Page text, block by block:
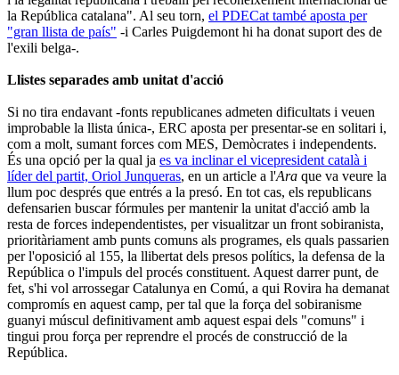
la República catalana". Al seu torn, el PDECat també aposta per
"gran llista de país" -i Carles Puigdemont hi ha donat suport des de
l'exili belga-.
Llistes separades amb unitat d'acció
Si no tira endavant -fonts republicanes admeten dificultats i veuen
improbable la llista única-, ERC aposta per presentar-se en solitari i,
com a molt, sumant forces com MES, Demòcrates i independents.
És una opció per la qual ja es va inclinar el vicepresident català i
líder del partit, Oriol Junqueras, en un article a l'Ara que va veure la
llum poc després que entrés a la presó. En tot cas, els republicans
defensarien buscar fórmules per mantenir la unitat d'acció amb la
resta de forces independentistes, per visualitzar un front sobiranista,
prioritàriament amb punts comuns als programes, els quals passarien
per l'oposició al 155, la llibertat dels presos polítics, la defensa de la
República o l'impuls del procés constituent. Aquest darrer punt, de
fet, s'hi vol arrossegar Catalunya en Comú, a qui Rovira ha demanat
compromís en aquest camp, per tal que la força del sobiranisme
guanyi múscul definitivament amb aquest espai dels "comuns" i
tingui prou força per reprendre el procés de construcció de la
República.